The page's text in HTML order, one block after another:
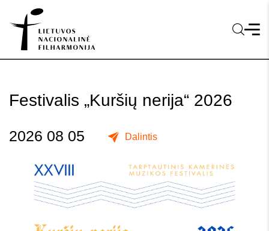
Festivalis „Kuršių nerija“ 2026
2026 08 05 Dalintis